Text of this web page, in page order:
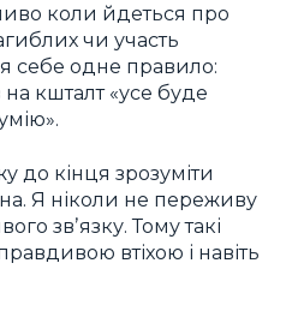
коли йдеться про
чи участь
себе одне правило:
кшталт «усе буде
до кінця зрозуміти
Я ніколи не переживу
звʼязку. Тому такі
втіхою і навіть